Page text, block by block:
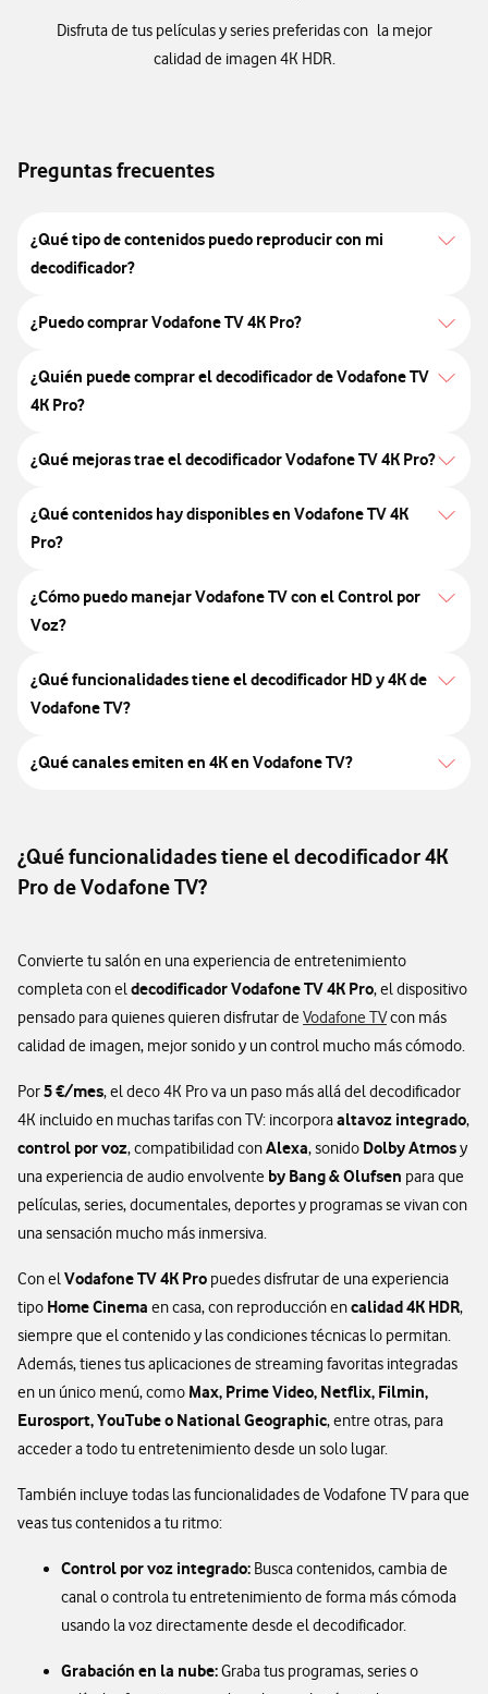
Disfruta de tus películas y series preferidas con la mejor
calidad de imagen 4K HDR.
Preguntas frecuentes
¿Qué tipo de contenidos puedo reproducir con mi
decodificador?
¿Puedo comprar Vodafone TV 4K Pro?
¿Quién puede comprar el decodificador de Vodafone TV
4K Pro?
¿Qué mejoras trae el decodificador Vodafone TV 4K Pro?
¿Qué contenidos hay disponibles en Vodafone TV 4K
Pro?
¿Cómo puedo manejar Vodafone TV con el Control por
Voz?
¿Qué funcionalidades tiene el decodificador HD y 4K de
Vodafone TV?
¿Qué canales emiten en 4K en Vodafone TV?
¿Qué funcionalidades tiene el decodificador 4K
Pro de Vodafone TV?
Convierte tu salón en una experiencia de entretenimiento
completa con eldecodificador Vodafone TV 4K Pro, el dispositivo
pensado para quienes quieren disfrutar de Vodafone TVcon más
calidad de imagen, mejor sonido y un control mucho más cómodo.
Por5 €/mes, el deco 4K Pro va un paso más allá del decodificador
4K incluido en muchas tarifas con TV: incorporaaltavoz integrado,
control por voz, compatibilidad conAlexa, sonido Dolby Atmosy
una experiencia de audio envolvente by Bang & Olufsen para que
películas, series, documentales, deportes y programas se vivan con
una sensación mucho más inmersiva.
Con elVodafone TV 4K Pro puedes disfrutar de una experiencia
tipo Home Cinema en casa, con reproducción encalidad 4K HDR,
siempre que el contenido y las condiciones técnicas lo permitan.
Además, tienes tus aplicaciones de streaming favoritas integradas
en un único menú, como Max, Prime Video, Netflix, Filmin,
Eurosport, YouTube o National Geographic, entre otras, para
acceder a todo tu entretenimiento desde un solo lugar.
También incluye todas las funcionalidades de Vodafone TV para que
veas tus contenidos a tu ritmo:
Control por voz integrado: Busca contenidos, cambia de
canal o controla tu entretenimiento de forma más cómoda
usando la voz directamente desde el decodificador.
Grabación en la nube:Graba tus programas, series o